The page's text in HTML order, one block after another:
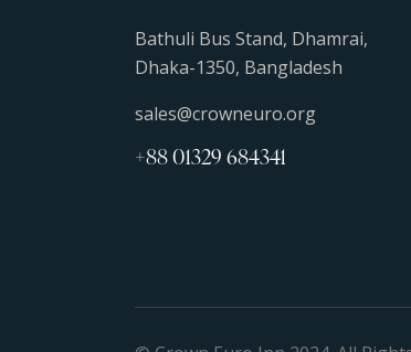
Bathuli Bus Stand, Dhamrai,
Dhaka-1350, Bangladesh
sales@crowneuro.org
+88 01329 684341